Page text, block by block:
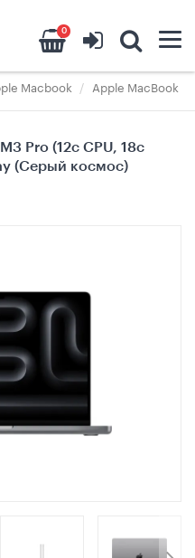
0
Macbook Apple MacBook
Pro (12c CPU, 18c
(Серый космос)